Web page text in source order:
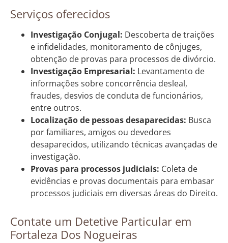
Serviços oferecidos
Investigação Conjugal: Descoberta de traições
e infidelidades, monitoramento de cônjuges,
obtenção de provas para processos de divórcio.
Investigação Empresarial: Levantamento de
informações sobre concorrência desleal,
fraudes, desvios de conduta de funcionários,
entre outros.
Localização de pessoas desaparecidas: Busca
por familiares, amigos ou devedores
desaparecidos, utilizando técnicas avançadas de
investigação.
Provas para processos judiciais: Coleta de
evidências e provas documentais para embasar
processos judiciais em diversas áreas do Direito.
Contate um Detetive Particular em
Fortaleza Dos Nogueiras